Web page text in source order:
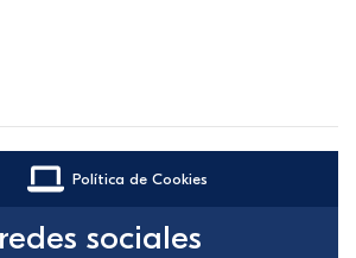
Política de Cookies
sociales